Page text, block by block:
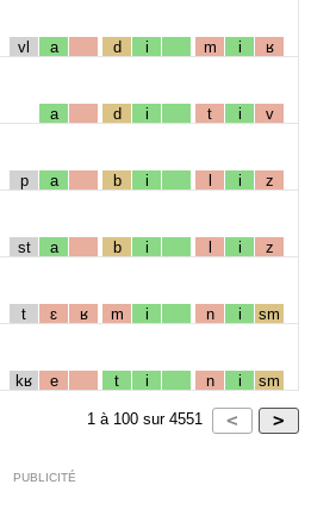
vl a d i m i ʁ
a d i t i v
p a b i l i z
st a b i l i z
t ɛ ʁ m i n i sm
kʁ e t i n i sm
1 à 100 sur 4551
PUBLICITÉ